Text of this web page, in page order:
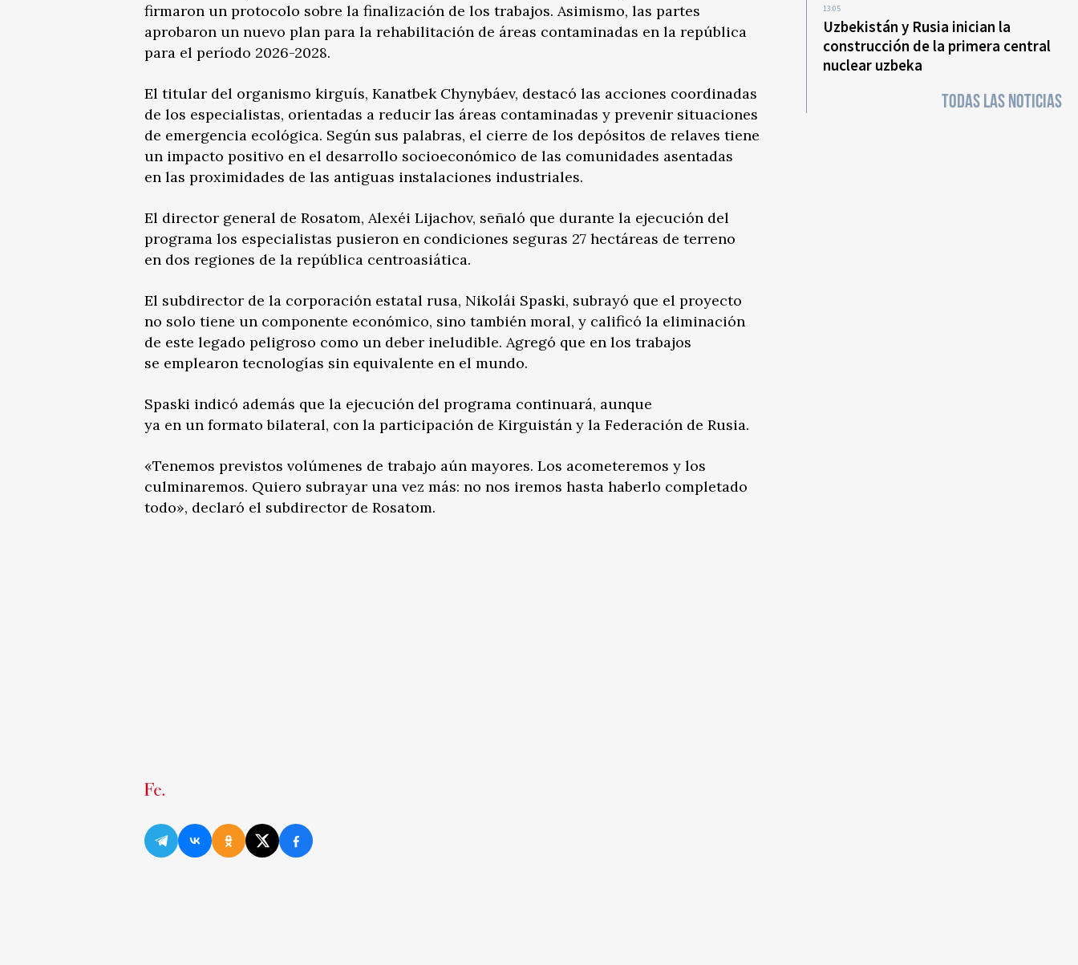
firmaron un protocolo sobre la finalización de los trabajos. Asimismo, las partes
aprobaron un nuevo plan para la rehabilitación de áreas contaminadas en la república
para el período 2026-2028.
El titular del organismo kirguís, Kanatbek Chynybáev, destacó las acciones coordinadas
de los especialistas, orientadas a reducir las áreas contaminadas y prevenir situaciones
de emergencia ecológica. Según sus palabras, el cierre de los depósitos de relaves tiene
un impacto positivo en el desarrollo socioeconómico de las comunidades asentadas
en las proximidades de las antiguas instalaciones industriales.
El director general de Rosatom, Alexéi Lijachov, señaló que durante la ejecución del
programa los especialistas pusieron en condiciones seguras 27 hectáreas de terreno
en dos regiones de la república centroasiática.
El subdirector de la corporación estatal rusa, Nikolái Spaski, subrayó que el proyecto
no solo tiene un componente económico, sino también moral, y calificó la eliminación
de este legado peligroso como un deber ineludible. Agregó que en los trabajos
se emplearon tecnologías sin equivalente en el mundo.
Spaski indicó además que la ejecución del programa continuará, aunque
ya en un formato bilateral, con la participación de Kirguistán y la Federación de Rusia.
«Tenemos previstos volúmenes de trabajo aún mayores. Los acometeremos y los
culminaremos. Quiero subrayar una vez más: no nos iremos hasta haberlo completado
todo», declaró el subdirector de Rosatom.
13:05
Uzbekistán y Rusia inician la
construcción de la primera central
nuclear uzbeka
TODAS LAS NOTICIAS